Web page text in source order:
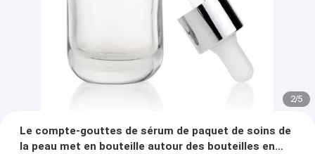
2/5
Le compte-gouttes de sérum de paquet de soins de
la peau met en bouteille autour des bouteilles en